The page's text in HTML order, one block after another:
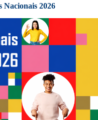
Nacionais 2026